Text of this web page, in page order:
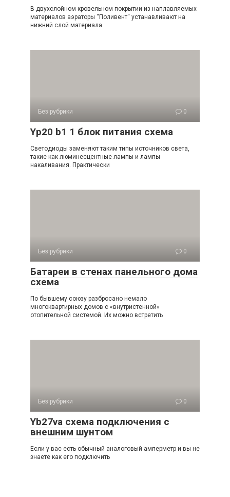
В двухслойном кровельном покрытии из наплавляемых
материалов аэраторы “Поливент“ устанавливают на
нижний слой материала.
Без рубрики 0
Yp20 b1 1 блок питания схема
Светодиоды заменяют таким типы источников света,
такие как люминесцентные лампы и лампы
накаливания. Практически
Без рубрики 0
Батареи в стенах панельного дома
схема
По бывшему союзу разбросано немало
многоквартирных домов с «внутристенной»
отопительной системой. Их можно встретить
Без рубрики 0
Yb27va схема подключения с
внешним шунтом
Если у вас есть обычный аналоговый амперметр и вы не
знаете как его подключить